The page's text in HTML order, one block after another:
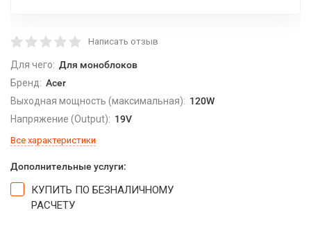
Написать отзыв
Для чего: Для моноблоков
Бренд: Acer
Выходная мощность (максимальная): 120W
Напряжение (Output): 19V
Все характеристики
Дополнительные услуги:
КУПИТЬ ПО БЕЗНАЛИЧНОМУ
РАСЧЕТУ